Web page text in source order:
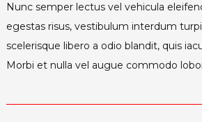
Nunc semper lectus vel vehicula
egestas risus, vestibulum interdum
scelerisque libero a odio blandit, quis
Morbi et nulla vel augue commodo